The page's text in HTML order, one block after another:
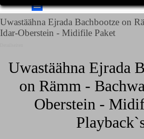
Menü
Uwastäähna Ejrada Bachbootze on
Idar-Oberstein - Midifile Paket
Uwastäähna Ejrada
on Rämm -
Oberstein -